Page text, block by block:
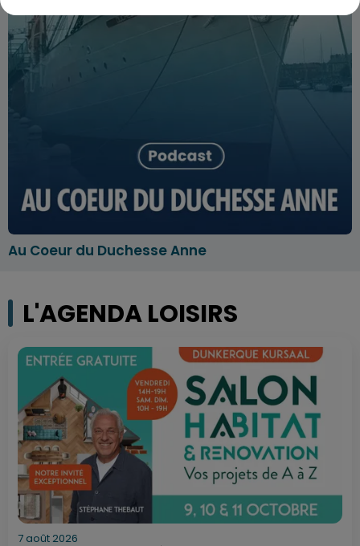
Au Coeur du Duchesse Anne
L'AGENDA LOISIRS
7 août 2026